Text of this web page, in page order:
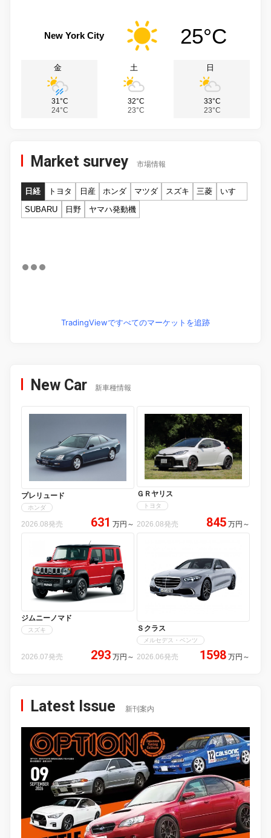
New York City 25°C
金
31°C
24°C
土
32°C
23°C
日
33°C
23°C
Market survey 市場情報
日経 トヨタ 日産 ホンダ マツダ スズキ 三菱
いすゞ
SUBARU
日野 ヤマハ発動機
TradingViewですべてのマーケットを追跡
New Car 新車種情報
プレリュード
ホンダ
2026.08発売 631 万円 ～
ＧＲヤリス
トヨタ
2026.08発売 845 万円 ～
ジムニーノマド
スズキ
2026.07発売 293 万円 ～
Ｓクラス
メルセデス・ベンツ
2026.06発売 1598 万円 ～
Latest Issue 新刊案内